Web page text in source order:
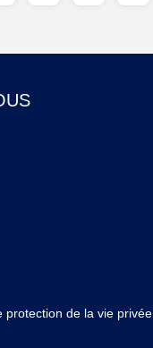
protection de la vie privée